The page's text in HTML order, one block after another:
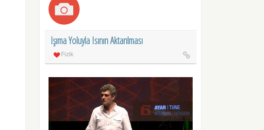
Işıma Yoluyla Isının Aktarılması
Fizik